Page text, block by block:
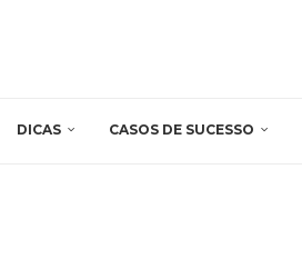
DICAS CASOS DE SUCESSO